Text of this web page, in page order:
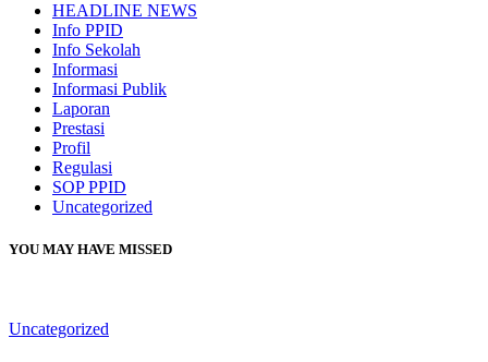
HEADLINE NEWS
Info PPID
Info Sekolah
Informasi
Informasi Publik
Laporan
Prestasi
Profil
Regulasi
SOP PPID
Uncategorized
YOU MAY HAVE MISSED
Uncategorized